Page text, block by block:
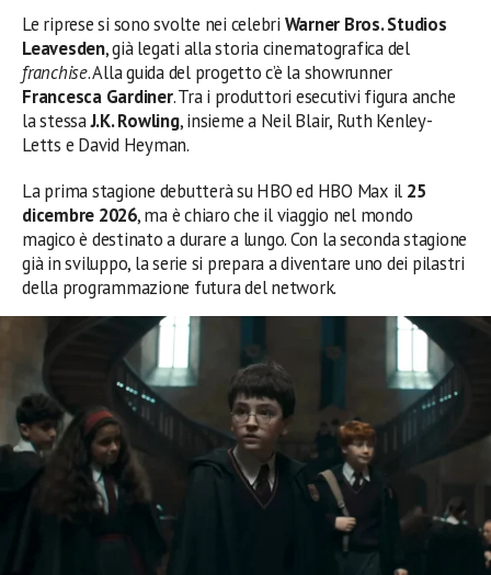
Le riprese si sono svolte nei celebri Warner Bros. Studios
Leavesden, già legati alla storia cinematografica del
franchise. Alla guida del progetto c’è la showrunner
Francesca Gardiner. Tra i produttori esecutivi figura anche
la stessaJ.K. Rowling, insieme a Neil Blair, Ruth Kenley-
Letts e David Heyman.
La prima stagione debutterà su HBO ed HBO Max il 25
dicembre 2026, ma è chiaro che il viaggio nel mondo
magico è destinato a durare a lungo. Con la seconda stagione
già in sviluppo, la serie si prepara a diventare uno dei pilastri
della programmazione futura del network.